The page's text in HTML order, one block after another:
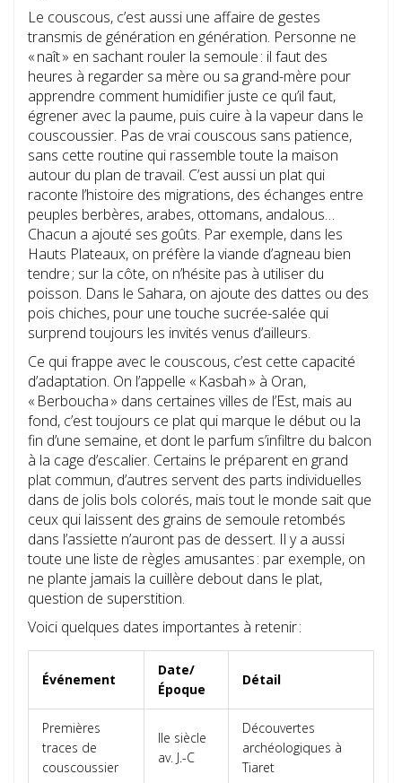
Le couscous, c’est aussi une affaire de gestes
transmis de génération en génération. Personne ne
« naît » en sachant rouler la semoule : il faut des
heures à regarder sa mère ou sa grand-mère pour
apprendre comment humidifier juste ce qu’il faut,
égrener avec la paume, puis cuire à la vapeur dans le
couscoussier. Pas de vrai couscous sans patience,
sans cette routine qui rassemble toute la maison
autour du plan de travail. C’est aussi un plat qui
raconte l’histoire des migrations, des échanges entre
peuples berbères, arabes, ottomans, andalous…
Chacun a ajouté ses goûts. Par exemple, dans les
Hauts Plateaux, on préfère la viande d’agneau bien
tendre ; sur la côte, on n’hésite pas à utiliser du
poisson. Dans le Sahara, on ajoute des dattes ou des
pois chiches, pour une touche sucrée-salée qui
surprend toujours les invités venus d’ailleurs.
Ce qui frappe avec le couscous, c’est cette capacité
d’adaptation. On l’appelle « Kasbah » à Oran,
« Berboucha » dans certaines villes de l’Est, mais au
fond, c’est toujours ce plat qui marque le début ou la
fin d’une semaine, et dont le parfum s’infiltre du balcon
à la cage d’escalier. Certains le préparent en grand
plat commun, d’autres servent des parts individuelles
dans de jolis bols colorés, mais tout le monde sait que
ceux qui laissent des grains de semoule retombés
dans l’assiette n’auront pas de dessert. Il y a aussi
toute une liste de règles amusantes : par exemple, on
ne plante jamais la cuillère debout dans le plat,
question de superstition.
Voici quelques dates importantes à retenir :
Événement
Date/
Époque
Détail
Premières
traces de
couscoussier
IIe siècle
av. J.-C
Découvertes
archéologiques à
Tiaret